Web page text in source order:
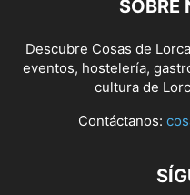
SOBRE
Descubre Cosas de
eventos, hostelería,
cultura de
Contáctanos: